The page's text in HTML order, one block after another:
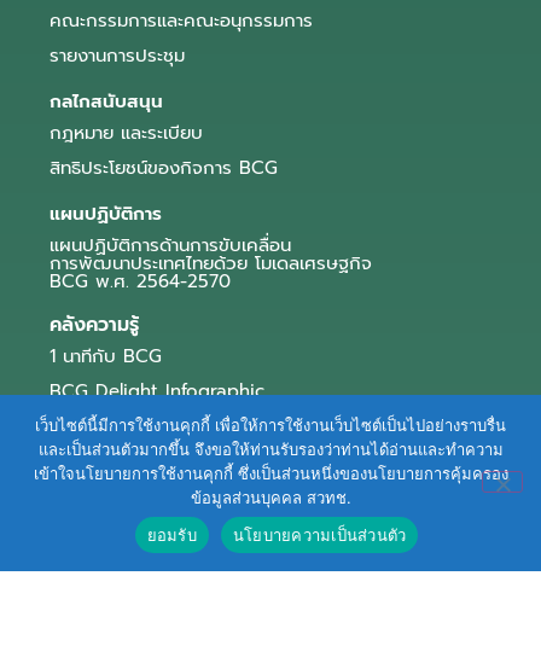
คณะกรรมการและคณะอนุกรรมการ
รายงานการประชุม
กลไกสนับสนุน
กฎหมาย และระเบียบ
สิทธิประโยชน์ของกิจการ BCG
แผนปฏิบัติการ
แผนปฏิบัติการด้านการขับเคลื่อน
การพัฒนาประเทศไทยด้วย โมเดลเศรษฐกิจ
BCG พ.ศ. 2564-2570
คลังความรู้
1 นาทีกับ BCG
BCG Delight Infographic
สื่อประชาสัมพันธ์
e-Book Series
ตัวอย่างธุรกิจ BCG
ข่าวและบทความ
เว็บไซต์นี้มีการใช้งานคุกกี้ เพื่อให้การใช้งานเว็บไซต์เป็นไปอย่างราบรื่น
และเป็นส่วนตัวมากขึ้น จึงขอให้ท่านรับรองว่าท่านได้อ่านและทำความ
เข้าใจนโยบายการใช้งานคุกกี้ ซึ่งเป็นส่วนหนึ่งของนโยบายการคุ้มครอง
ข้อมูลส่วนบุคคล สวทช.
ยอมรับ
นโยบายความเป็นส่วนตัว